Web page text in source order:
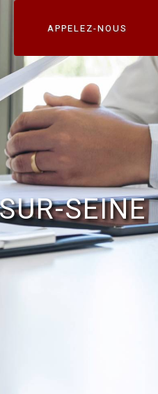
APPELEZ-NOUS
SEINE